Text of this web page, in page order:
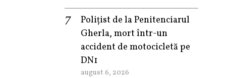
Polițist de la Penitenciarul
Gherla, mort într-un
accident de motocicletă pe
DN1
august 6, 2026